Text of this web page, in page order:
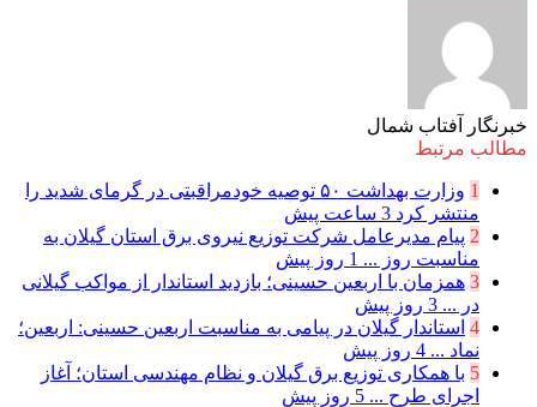
خبرنگار آفتاب شمال
مطالب مرتبط
1
وزارت بهداشت ۵۰ توصیه خودمراقبتی در گرمای شدید را
منتشر کرد 3 ساعت پیش
2 پیام مدیرعامل شركت توزیع نیروی برق استان گیلان به
مناسبت روز ... 1 روز پیش
3 همزمان با اربعین حسینی؛ بازدید استاندار از مواکب گیلانی
در ... 3 روز پیش
4 استاندار گیلان در پیامی به مناسبت اربعین حسینی: اربعین؛
نماد ... 4 روز پیش
5 با همکاری توزیع برق گیلان و نظام مهندسی استان؛ آغاز
اجرای طرح ... 5 روز پیش